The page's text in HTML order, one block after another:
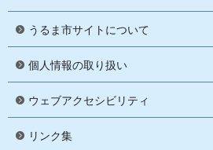
うるま市サイトについて
個人情報の取り扱い
ウェブアクセシビリティ
リンク集